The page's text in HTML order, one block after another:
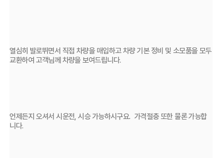
열심히 발로뛰면서 직접 차량을 매입하고 차량 기본 정비 및 소모품을 모두
교환하여 고객님께 차량을 보여드립니다.
언제든지 오셔서 시운전, 시승 가능하시구요.  가격절충 또한 물론 가능합
니다.